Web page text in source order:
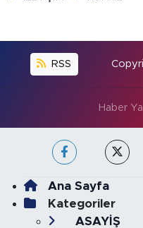
RSS
Haber
Ana Sayfa
Kategoriler
ASAYİŞ